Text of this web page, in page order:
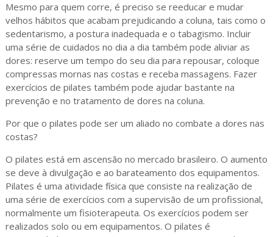
Mesmo para quem corre, é preciso se reeducar e mudar
velhos hábitos que acabam prejudicando a coluna, tais como o
sedentarismo, a postura inadequada e o tabagismo. Incluir
uma série de cuidados no dia a dia também pode aliviar as
dores: reserve um tempo do seu dia para repousar, coloque
compressas mornas nas costas e receba massagens. Fazer
exercícios de pilates também pode ajudar bastante na
prevenção e no tratamento de dores na coluna.
Por que o pilates pode ser um aliado no combate a dores nas
costas?
O pilates está em ascensão no mercado brasileiro. O aumento
se deve à divulgação e ao barateamento dos equipamentos.
Pilates é uma atividade física que consiste na realização de
uma série de exercícios com a supervisão de um profissional,
normalmente um fisioterapeuta. Os exercícios podem ser
realizados solo ou em equipamentos. O pilates é